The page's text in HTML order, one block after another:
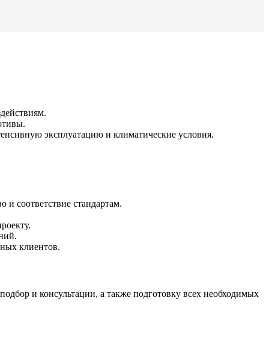
эксплуатацию и климатические условия.
соответствие стандартам.
клиентов.
и консультации, а также подготовку всех необходимых